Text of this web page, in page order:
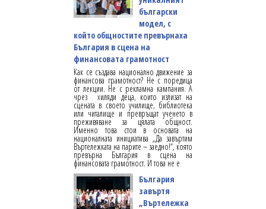
български
модел, с
който общностите превърнаха
България в сцена на
финансовата грамотност
Как се създава национално движение за
финансова грамотност? Не с поредица
от лекции. Не с рекламна кампания. А
чрез хиляди деца, които излизат на
сцената в своето училище, библиотека
или читалище и превръщат ученето в
преживяване за цялата общност.
Именно това стои в основата на
националната инициатива „Да завъртим
Въртележката на парите – заедно!“, която
превърна България в сцена на
финансовата грамотност. И това не е
България
завъртя
„Въртележка